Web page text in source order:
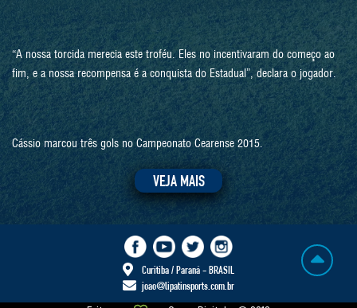
“A nossa torcida merecia este troféu. Eles no incentivaram do começo ao
fim, e a nossa recompensa é a conquista do Estadual”, declara o jogador.
Cássio marcou três gols no Campeonato Cearense 2015.
VEJA MAIS
Curitiba / Paraná - BRASIL
joao@lipatinsports.com.br